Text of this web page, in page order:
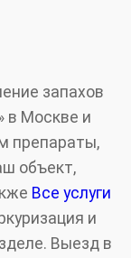
запахов
в Москве и
препараты,
объект,
Все услуги
и
Выезд в